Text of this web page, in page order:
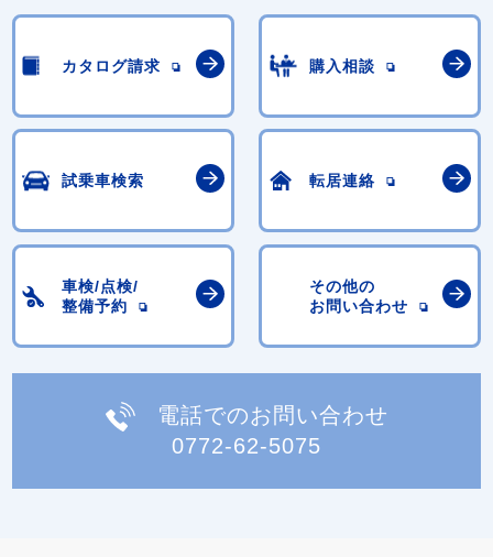
カタログ請求 購入相談
試乗車検索 転居連絡
車検/点検/
整備予約
その他の
お問い合わせ
電話でのお問い合わせ
0772-62-5075